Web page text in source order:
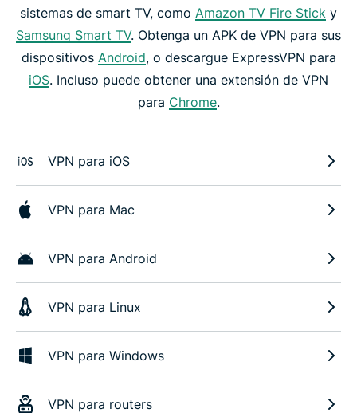
sistemas de smart TV, como Amazon TV Fire Stick y
Samsung Smart TV. Obtenga un APK de VPN para sus
dispositivos Android, o descargue ExpressVPN para
iOS. Incluso puede obtener una extensión de VPN
para Chrome.
VPN para iOS
VPN para Mac
VPN para Android
VPN para Linux
VPN para Windows
VPN para routers